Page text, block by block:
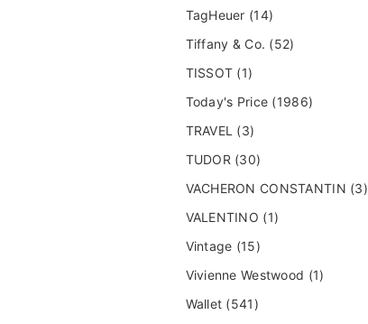
TagHeuer (14)
Tiffany & Co. (52)
TISSOT (1)
Today's Price (1986)
TRAVEL (3)
TUDOR (30)
VACHERON CONSTANTIN (3)
VALENTINO (1)
Vintage (15)
Vivienne Westwood (1)
Wallet (541)